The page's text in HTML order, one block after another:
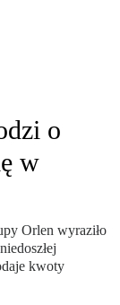
o
w
Orlen wyraziło
kwoty